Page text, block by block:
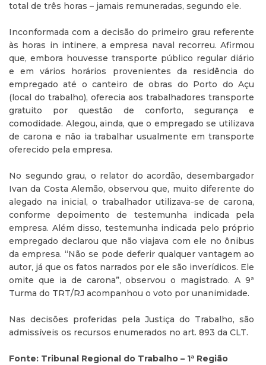
total de três horas – jamais remuneradas, segundo ele.
Inconformada com a decisão do primeiro grau referente
às horas in intinere, a empresa naval recorreu. Afirmou
que, embora houvesse transporte público regular diário
e em vários horários provenientes da residência do
empregado até o canteiro de obras do Porto do Açu
(local do trabalho), oferecia aos trabalhadores transporte
gratuito por questão de conforto, segurança e
comodidade. Alegou, ainda, que o empregado se utilizava
de carona e não ia trabalhar usualmente em transporte
oferecido pela empresa.
No segundo grau, o relator do acordão, desembargador
Ivan da Costa Alemão, observou que, muito diferente do
alegado na inicial, o trabalhador utilizava-se de carona,
conforme depoimento de testemunha indicada pela
empresa. Além disso, testemunha indicada pelo próprio
empregado declarou que não viajava com ele no ônibus
da empresa. “Não se pode deferir qualquer vantagem ao
autor, já que os fatos narrados por ele são inverídicos. Ele
omite que ia de carona”, observou o magistrado. A 9ª
Turma do TRT/RJ acompanhou o voto por unanimidade.
Nas decisões proferidas pela Justiça do Trabalho, são
admissíveis os recursos enumerados no art. 893 da CLT.
Fonte: Tribunal Regional do Trabalho – 1ª Região